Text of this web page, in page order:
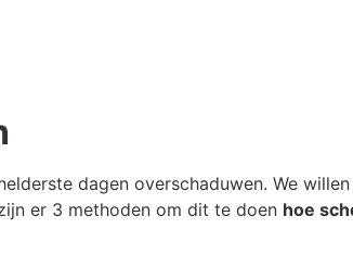
dagen overschaduwen. We
er 3 methoden om dit te doen hoe